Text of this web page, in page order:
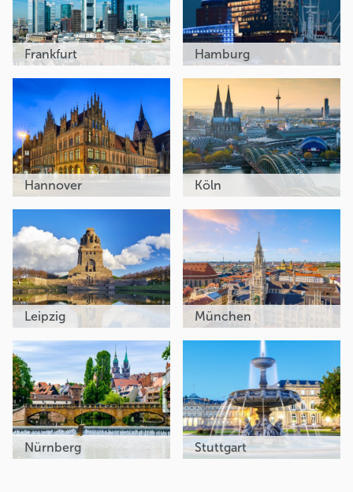
Frankfurt Hamburg
Hannover Köln
Leipzig München
Nürnberg Stuttgart